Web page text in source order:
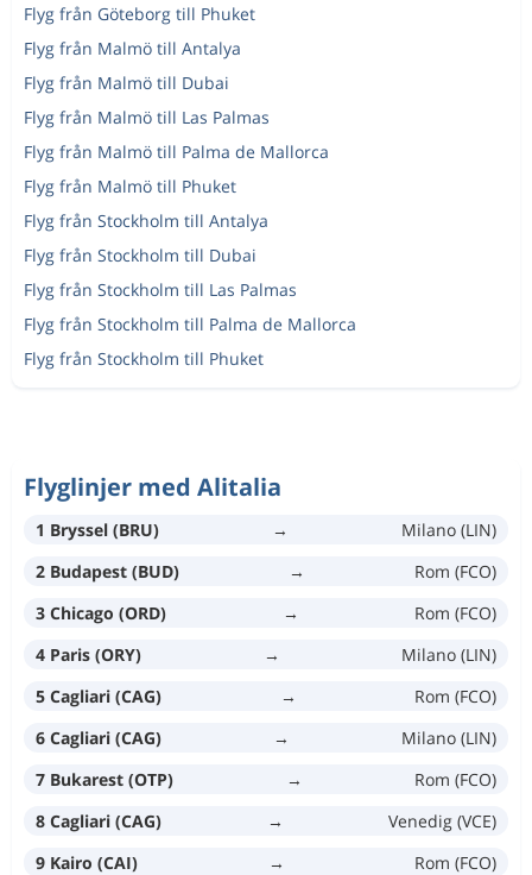
Flyg från Göteborg till Phuket
Flyg från Malmö till Antalya
Flyg från Malmö till Dubai
Flyg från Malmö till Las Palmas
Flyg från Malmö till Palma de Mallorca
Flyg från Malmö till Phuket
Flyg från Stockholm till Antalya
Flyg från Stockholm till Dubai
Flyg från Stockholm till Las Palmas
Flyg från Stockholm till Palma de Mallorca
Flyg från Stockholm till Phuket
Flyglinjer med Alitalia
1 Bryssel (BRU) →
Milano (LIN)
2 Budapest (BUD)
→
Rom (FCO)
3 Chicago (ORD)
→
Rom (FCO)
4 Paris (ORY)
→
Milano (LIN)
5 Cagliari (CAG)
→
Rom (FCO)
6 Cagliari (CAG)
→
Milano (LIN)
7 Bukarest (OTP)
→
Rom (FCO)
8 Cagliari (CAG)
→
Venedig (VCE)
9 Kairo (CAI)
→
Rom (FCO)